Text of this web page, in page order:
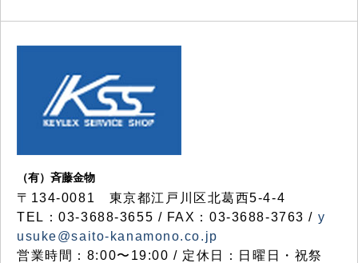
（有）斉藤金物
〒134-0081 東京都江戸川区北葛西5-4-4
TEL：03-3688-3655 / FAX：03-3688-3763 / y
usuke@saito-kanamono.co.jp
営業時間：8:00〜19:00 / 定休日：日曜日・祝祭